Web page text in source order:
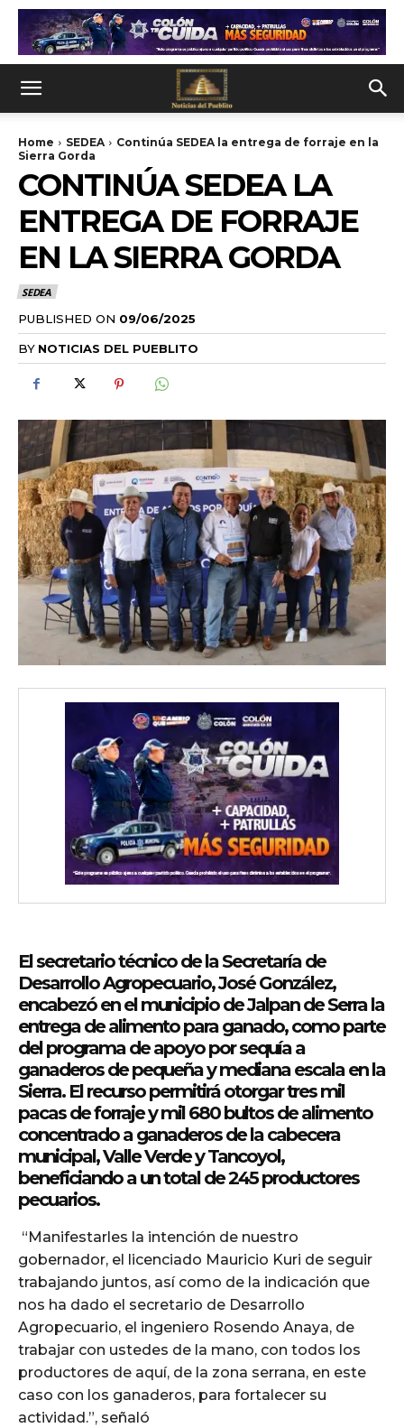
Home SEDEA
Continúa SEDEA la entrega de forraje en la
Sierra Gorda
CONTINÚA SEDEA LA
ENTREGA DE FORRAJE
EN LA SIERRA GORDA
SEDEA
PUBLISHED ON 09/06/2025
BY NOTICIAS DEL PUEBLITO
El secretario técnico de la Secretaría de
Desarrollo Agropecuario, José González,
encabezó en el municipio de Jalpan de Serra la
entrega de alimento para ganado, como parte
del programa de apoyo por sequía a
ganaderos de pequeña y mediana escala en la
Sierra. El recurso permitirá otorgar tres mil
pacas de forraje y mil 680 bultos de alimento
concentrado a ganaderos de la cabecera
municipal, Valle Verde y Tancoyol,
beneficiando a un total de 245 productores
pecuarios.
“Manifestarles la intención de nuestro
gobernador, el licenciado Mauricio Kuri de seguir
trabajando juntos, así como de la indicación que
nos ha dado el secretario de Desarrollo
Agropecuario, el ingeniero Rosendo Anaya, de
trabajar con ustedes de la mano, con todos los
productores de aquí, de la zona serrana, en este
caso con los ganaderos, para fortalecer su
actividad.”, señaló